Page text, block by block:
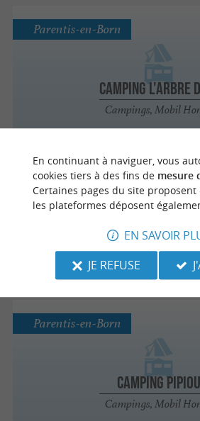
Camping L'Arbre
Campings, Mobil
Parentis-en-Born
Camping la Foret
Campings, Mobil
Parentis-en-Born
Camping Pipiou
Campings, Mobil
Parentis-en-Born
En continuant à naviguer, vous
cookies tiers à des fins de mesure
Certaines pages du site proposent
les plateformes déposent
EN SAVOIR
JE REFUSE